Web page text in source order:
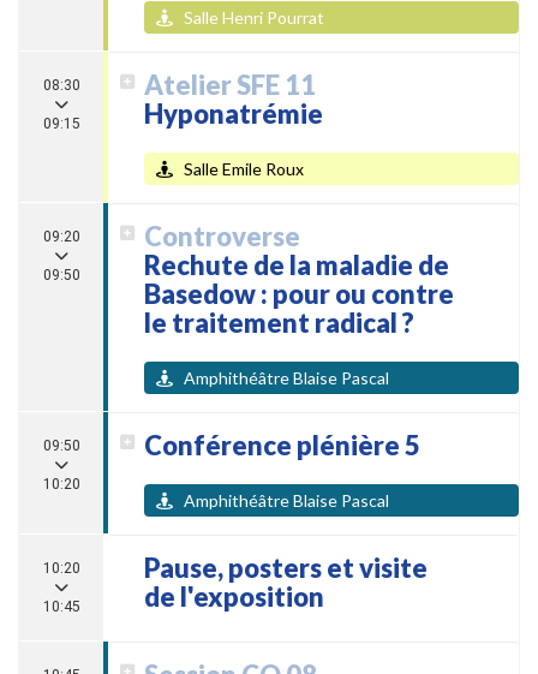
Salle Henri Pourrat
08:30
09:15
Atelier SFE 11
Hyponatrémie
Salle Emile Roux
09:20
09:50
Controverse
Rechute de la maladie de
Basedow : pour ou contre
le traitement radical ?
Amphithéâtre Blaise Pascal
09:50
10:20
Conférence plénière 5
Amphithéâtre Blaise Pascal
10:20
10:45
Pause, posters et visite
de l'exposition